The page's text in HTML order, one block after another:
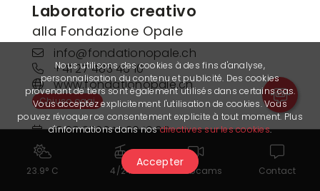
Laboratorio creativo
alla Fondazione Opale
info@fondationopale.ch
+41 27 483 46 10
www.fondationopale.ch
Chiuso oggi
19.08.2026 14:30 16:00
06.09.2026 10:30 12:00
16.09.2026 14:30 16:00
04.10.2026 10:30 12:00
23.9° C 4/24 Webcams Contact
Nous utilisons des cookies à des fins d'analyse,
personnalisation du contenu et publicité. Des cookies
provenant de tiers sont également utilisés dans certains cas.
Vous acceptez explicitement l'utilisation de cookies. Vous
pouvez révoquer ce consentement explicite à tout moment. Plus
d'informations dans nosdirectives sur les cookies.
Accepter